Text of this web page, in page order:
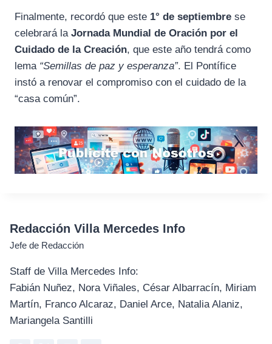
Finalmente, recordó que este 1° de septiembre se
celebrará la Jornada Mundial de Oración por el
Cuidado de la Creación, que este año tendrá como
lema “Semillas de paz y esperanza”. El Pontífice
instó a renovar el compromiso con el cuidado de la
“casa común”.
Redacción Villa Mercedes Info
Jefe de Redacción
Staff de Villa Mercedes Info:
Fabián Nuñez, Nora Viñales, César Albarracín, Miriam
Martín, Franco Alcaraz, Daniel Arce, Natalia Alaniz,
Mariangela Santilli